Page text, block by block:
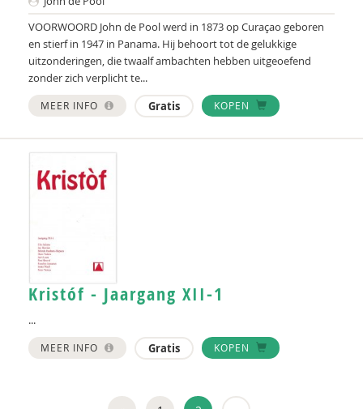
VOORWOORD John de Pool werd in 1873 op Curaçao geboren
en stierf in 1947 in Panama. Hij behoort tot de gelukkige
uitzonderingen, die twaalf ambachten hebben uitgeoefend
zonder zich verplicht te...
MEER INFO Gratis KOPEN
Kristóf - Jaargang XII-1
...
MEER INFO Gratis KOPEN